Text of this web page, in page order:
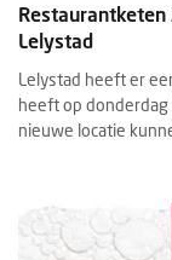
Restaurantketen
Lelystad
Lelystad heeft er
heeft op donderdag
nieuwe locatie